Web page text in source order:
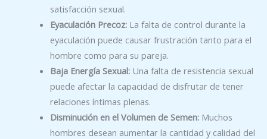
satisfacción sexual.
Eyaculación Precoz:La falta de control durante la
eyaculación puede causar frustración tanto para el
hombre como para su pareja.
Baja Energía Sexual:Una falta de resistencia sexual
puede afectar la capacidad de disfrutar de tener
relaciones íntimas plenas.
Disminución en el Volumen de Semen:Muchos
hombres desean aumentar la cantidad y calidad del